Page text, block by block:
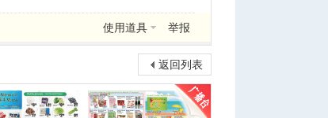
使用道具 举报
返回列表